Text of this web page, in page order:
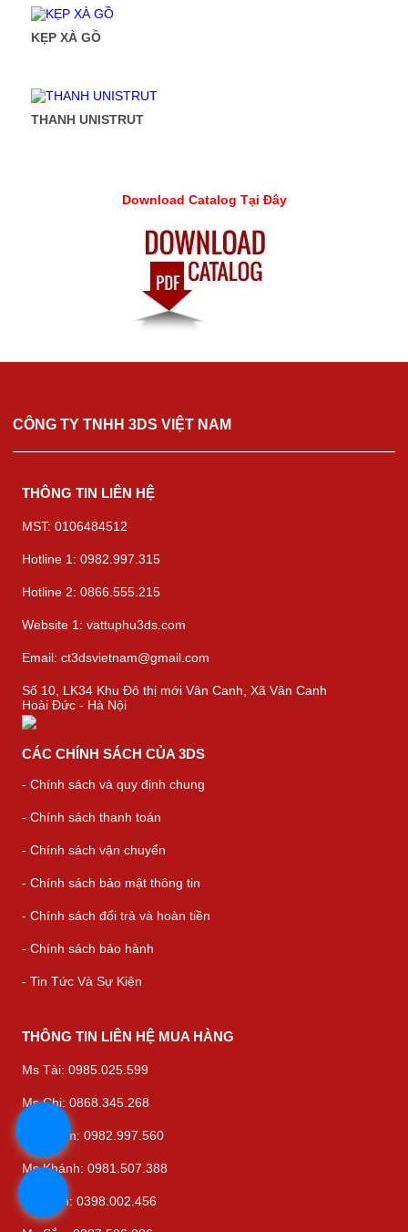
KẸP XÀ GỒ
THANH UNISTRUT
Download Catalog Tại Đây
CÔNG TY TNHH 3DS VIỆT NAM
THÔNG TIN LIÊN HỆ
MST: 0106484512
Hotline 1: 0982.997.315
Hotline 2: 0866.555.215
Website 1: vattuphu3ds.com
Email: ct3dsvietnam@gmail.com
Số 10, LK34 Khu Đô thị mới Vân Canh, Xã Vân Canh
Hoài Đức - Hà Nội
CÁC CHÍNH SÁCH CỦA 3DS
- Chính sách và quy định chung
- Chính sách thanh toán
- Chính sách vận chuyển
- Chính sách bảo mật thông tin
- Chính sách đổi trả và hoàn tiền
- Chính sách bảo hành
- Tin Tức Và Sự Kiện
THÔNG TIN LIÊN HỆ MUA HÀNG
Ms Tài: 0985.025.599
Ms Chi: 0868.345.268
Ms Thắm: 0982.997.560
Ms Khánh: 0981.507.388
Ms Bình: 0398.002.456